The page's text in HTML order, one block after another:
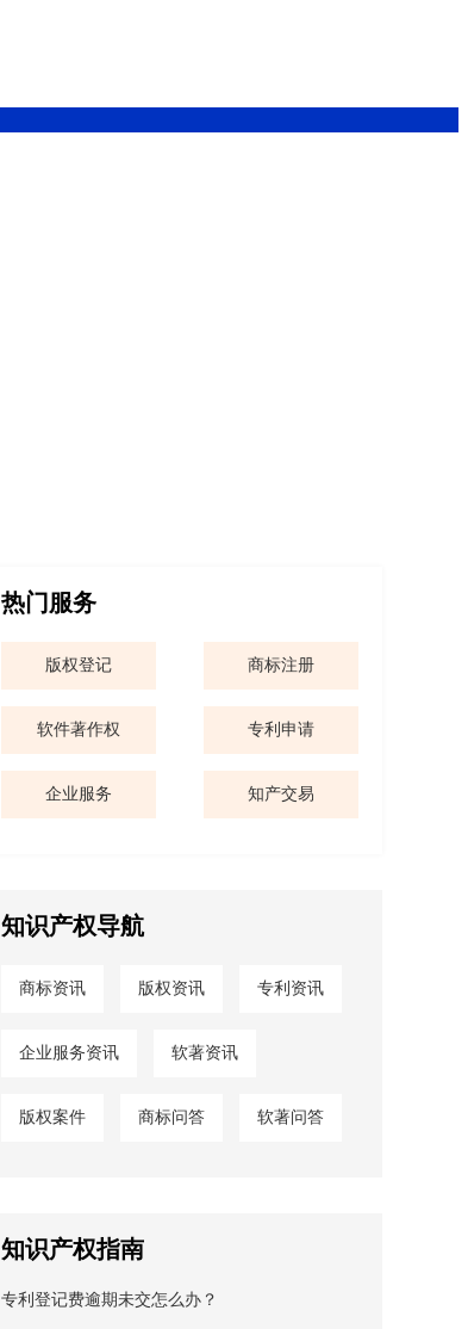
热门服务
版权登记 商标注册
软件著作权 专利申请
企业服务 知产交易
知识产权导航
商标资讯 版权资讯 专利资讯
企业服务资讯 软著资讯
版权案件 商标问答 软著问答
知识产权指南
专利登记费逾期未交怎么办？